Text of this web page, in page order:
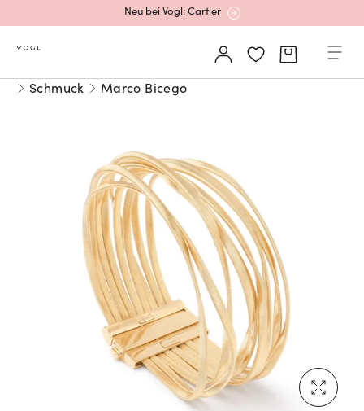
Neu bei Vogl: Cartier
Mehr erfahren: Ikonische Uhren von Cartier
Rolex Certified Pre-Owned entdecken
Neu bei Vogl: Uhren von Grand Seiko
Neu bei Vogl: Cartier
Mehr erfahren: Ikonische Uhren von Cartier
Schmuck Marco Bicego